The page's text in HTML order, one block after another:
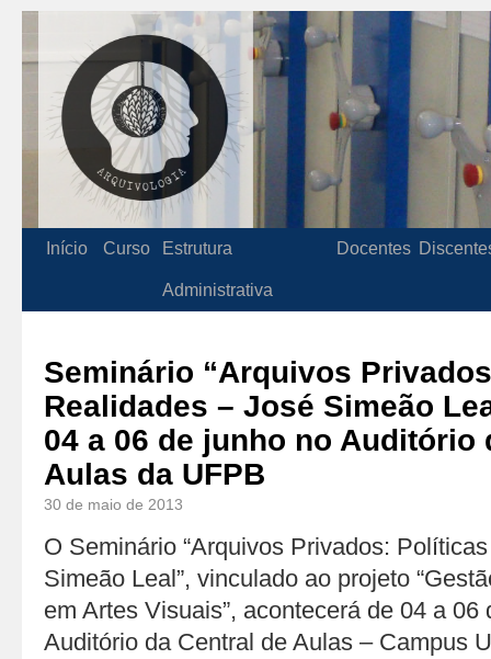
Início Curso Estrutura
Administrativa
Docentes
Seminário “Arquivos
Realidades – José Simeão
04 a 06 de junho no Auditório
Aulas da UFPB
30 de maio de 2013
O Seminário “Arquivos Privados:
Simeão Leal”, vinculado ao projeto
em Artes Visuais”, acontecerá de 04 a 06
Auditório da Central de Aulas – Campus